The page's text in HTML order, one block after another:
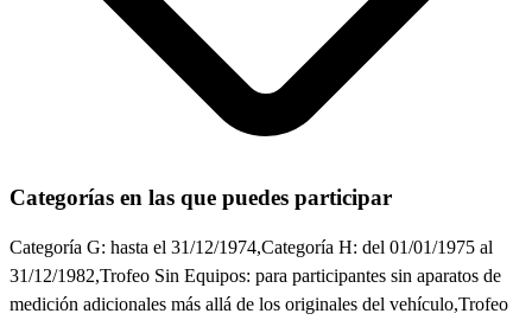
Categorías en las que puedes participar
Categoría G: hasta el 31/12/1974,Categoría H: del 01/01/1975 al
31/12/1982,Trofeo Sin Equipos: para participantes sin aparatos de
medición adicionales más allá de los originales del vehículo,Trofeo